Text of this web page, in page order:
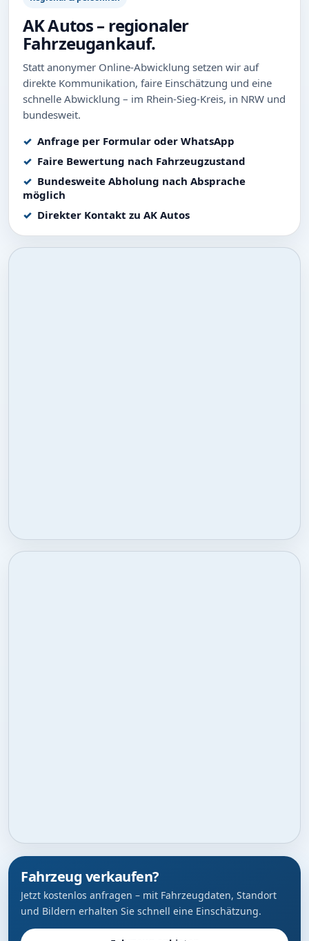
AK Autos – regionaler
Fahrzeugankauf.
Statt anonymer Online-Abwicklung setzen wir auf
direkte Kommunikation, faire Einschätzung und eine
schnelle Abwicklung – im Rhein-Sieg-Kreis, in NRW und
bundesweit.
Anfrage per Formular oder WhatsApp
Faire Bewertung nach Fahrzeugzustand
Bundesweite Abholung nach Absprache
möglich
Direkter Kontakt zu AK Autos
Fahrzeug verkaufen?
Jetzt kostenlos anfragen – mit Fahrzeugdaten, Standort
und Bildern erhalten Sie schnell eine Einschätzung.